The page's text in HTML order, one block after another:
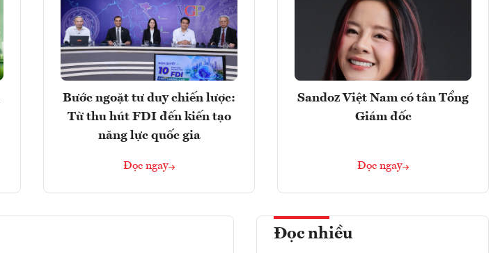
Bước ngoặt tư duy chiến lược:
Từ thu hút FDI đến kiến tạo
năng lực quốc gia
Đọc ngay
Sandoz Việt Nam có tân Tổng
Giám đốc
Đọc ngay
Đọc nhiều